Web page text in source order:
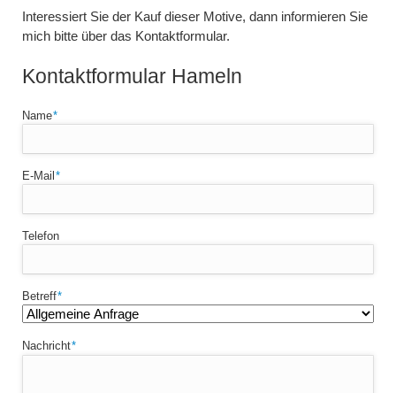
Interessiert Sie der Kauf dieser Motive, dann informieren Sie
mich bitte über das Kontaktformular.
Kontaktformular Hameln
Pflichtfeld
Name*
Pflichtfeld
E-Mail*
Telefon
Pflichtfeld
Betreff*
Pflichtfeld
Nachricht*